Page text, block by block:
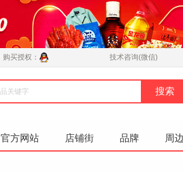
购买授权： 技术咨询(微信)
官方网站 店铺街 品牌 周边